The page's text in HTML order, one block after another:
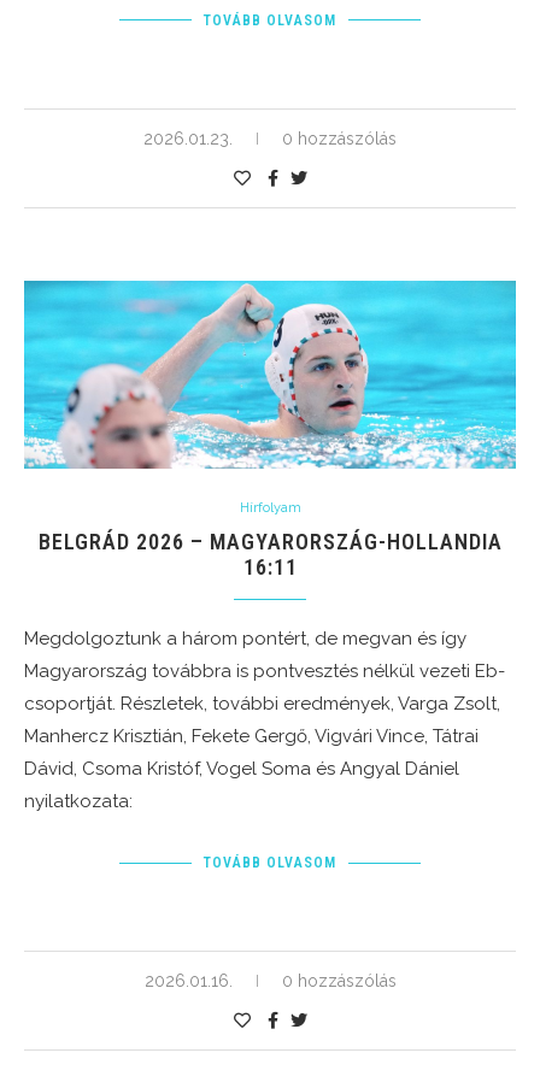
TOVÁBB OLVASOM
2026.01.23. 0 hozzászólás
Hírfolyam
BELGRÁD 2026 – MAGYARORSZÁG-HOLLANDIA
16:11
Megdolgoztunk a három pontért, de megvan és így
Magyarország továbbra is pontvesztés nélkül vezeti Eb-
csoportját. Részletek, további eredmények, Varga Zsolt,
Manhercz Krisztián, Fekete Gergő, Vigvári Vince, Tátrai
Dávid, Csoma Kristóf, Vogel Soma és Angyal Dániel
nyilatkozata:
TOVÁBB OLVASOM
2026.01.16. 0 hozzászólás